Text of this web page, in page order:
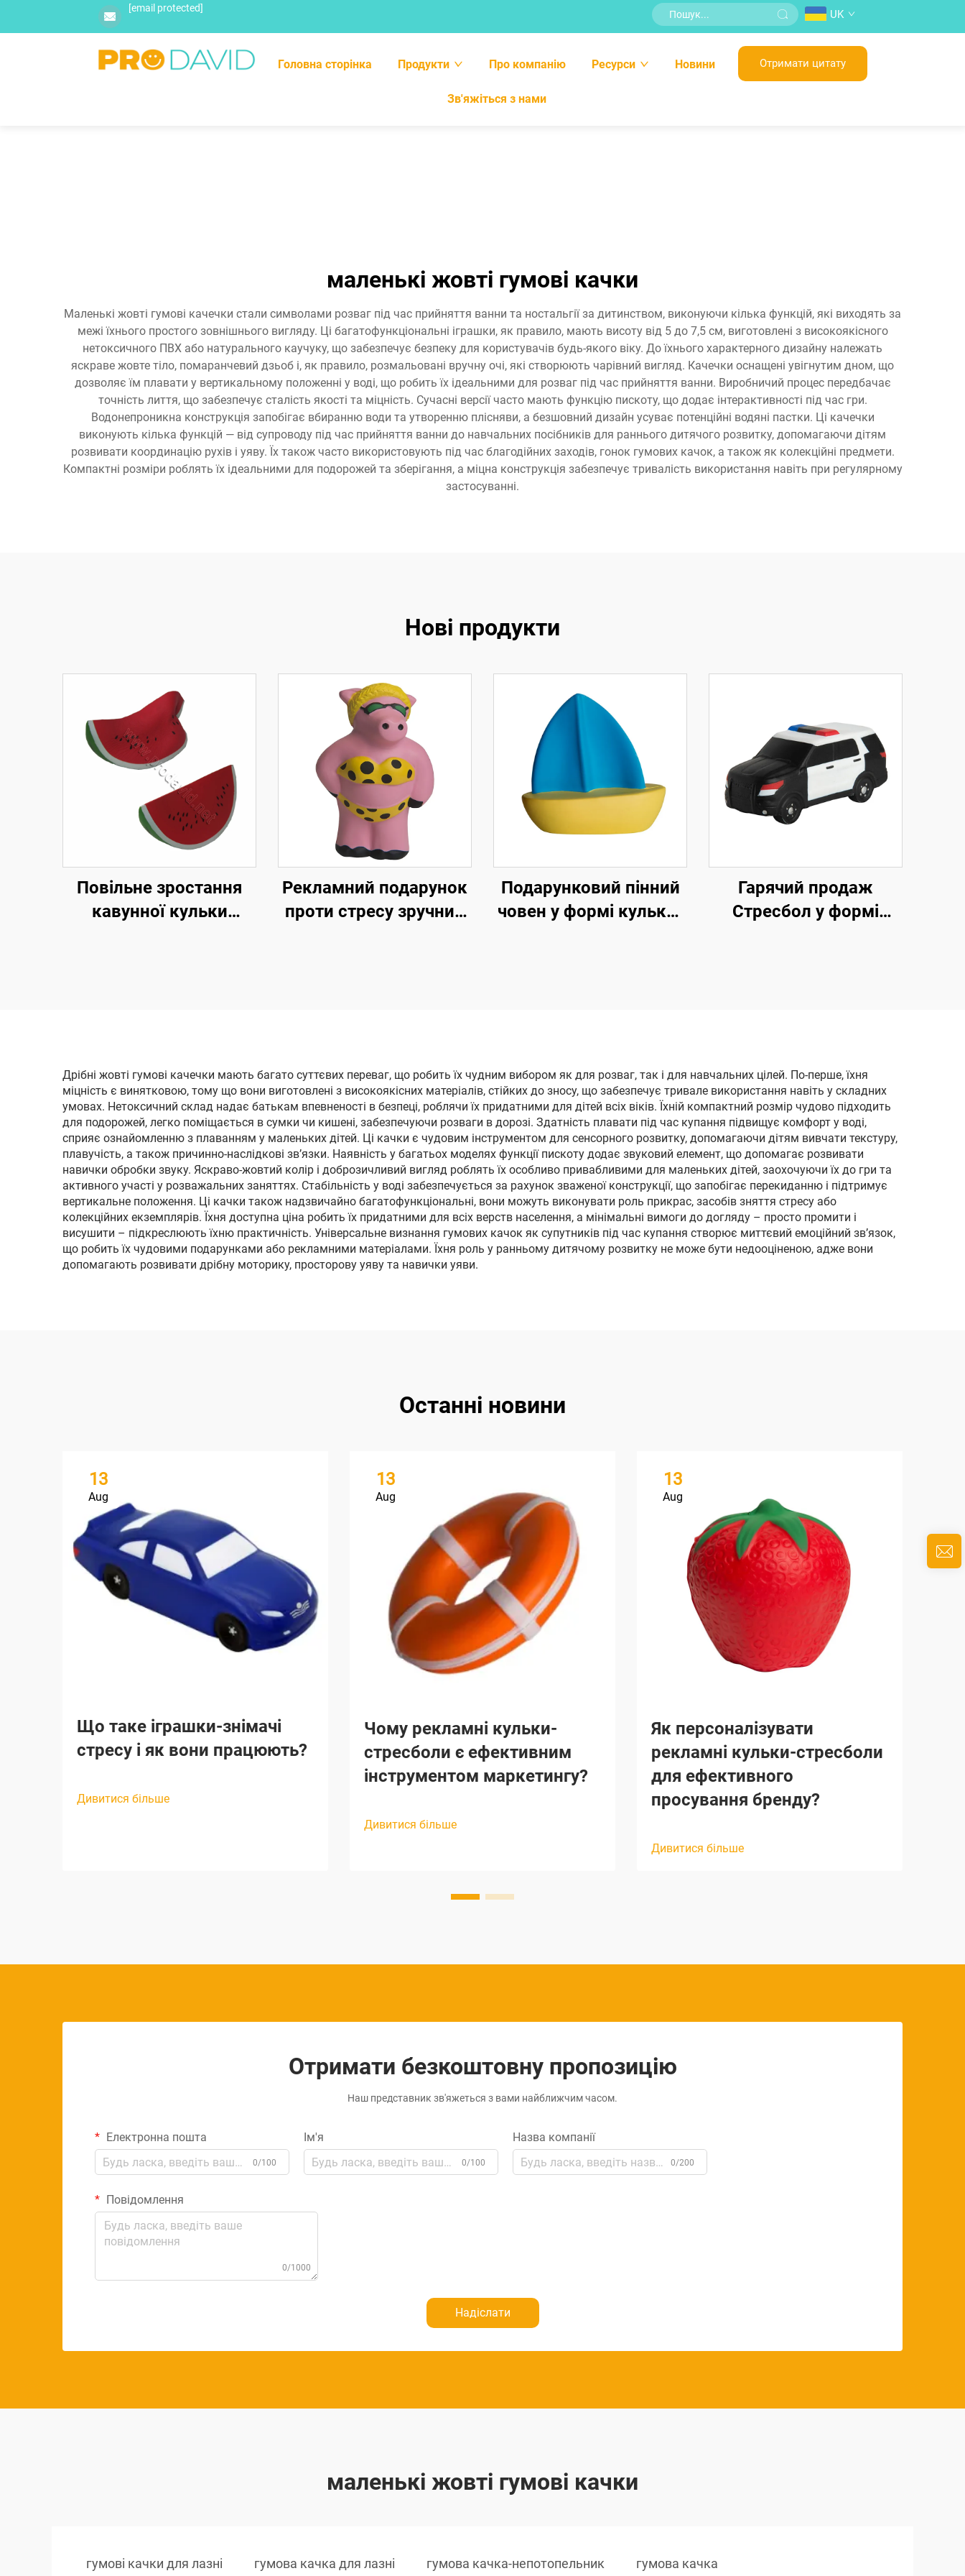
[email protected] UK
Головна сторінка Продукти Про компанію Ресурси Новини
Зв'яжіться з нами
Отримати цитату
маленькі жовті гумові качки
Маленькі жовті гумові качечки стали символами розваг під час прийняття ванни та ностальгії за дитинством, виконуючи кілька функцій, які виходять за
межі їхнього простого зовнішнього вигляду. Ці багатофункціональні іграшки, як правило, мають висоту від 5 до 7,5 см, виготовлені з високоякісного
нетоксичного ПВХ або натурального каучуку, що забезпечує безпеку для користувачів будь-якого віку. До їхнього характерного дизайну належать
яскраве жовте тіло, помаранчевий дзьоб і, як правило, розмальовані вручну очі, які створюють чарівний вигляд. Качечки оснащені увігнутим дном, що
дозволяє їм плавати у вертикальному положенні у воді, що робить їх ідеальними для розваг під час прийняття ванни. Виробничий процес передбачає
точність лиття, що забезпечує сталість якості та міцність. Сучасні версії часто мають функцію пискоту, що додає інтерактивності під час гри.
Водонепроникна конструкція запобігає вбиранню води та утворенню плісняви, а безшовний дизайн усуває потенційні водяні пастки. Ці качечки
виконують кілька функцій — від супроводу під час прийняття ванни до навчальних посібників для раннього дитячого розвитку, допомагаючи дітям
розвивати координацію рухів і уяву. Їх також часто використовують під час благодійних заходів, гонок гумових качок, а також як колекційні предмети.
Компактні розміри роблять їх ідеальними для подорожей та зберігання, а міцна конструкція забезпечує тривалість використання навіть при регулярному
застосуванні.
Нові продукти
Повільне зростання
кавунної кульки
Рекламний подарунок
проти стресу зручний
Подарунковий пінний
човен у формі кульки-
Гарячий продаж
Стресбол у формі
Дрібні жовті гумові качечки мають багато суттєвих переваг, що робить їх чудним вибором як для розваг, так і для навчальних цілей. По-перше, їхня
міцність є винятковою, тому що вони виготовлені з високоякісних матеріалів, стійких до зносу, що забезпечує тривале використання навіть у складних
умовах. Нетоксичний склад надає батькам впевненості в безпеці, роблячи їх придатними для дітей всіх віків. Їхній компактний розмір чудово підходить
для подорожей, легко поміщається в сумки чи кишені, забезпечуючи розваги в дорозі. Здатність плавати під час купання підвищує комфорт у воді,
сприяє ознайомленню з плаванням у маленьких дітей. Ці качки є чудовим інструментом для сенсорного розвитку, допомагаючи дітям вивчати текстуру,
плавучість, а також причинно-наслідкові зв’язки. Наявність у багатьох моделях функції пискоту додає звуковий елемент, що допомагає розвивати
навички обробки звуку. Яскраво-жовтий колір і доброзичливий вигляд роблять їх особливо привабливими для маленьких дітей, заохочуючи їх до гри та
активного участі у розважальних заняттях. Стабільність у воді забезпечується за рахунок зваженої конструкції, що запобігає перекиданню і підтримує
вертикальне положення. Ці качки також надзвичайно багатофункціональні, вони можуть виконувати роль прикрас, засобів зняття стресу або
колекційних екземплярів. Їхня доступна ціна робить їх придатними для всіх верств населення, а мінімальні вимоги до догляду – просто промити і
висушити – підкреслюють їхню практичність. Універсальне визнання гумових качок як супутників під час купання створює миттєвий емоційний зв’язок,
що робить їх чудовими подарунками або рекламними матеріалами. Їхня роль у ранньому дитячому розвитку не може бути недооціненою, адже вони
допомагають розвивати дрібну моторику, просторову уяву та навички уяви.
Останні новини
13
Aug
Що таке іграшки-знімачі
стресу і як вони працюють?
Дивитися більше
13
Aug
Чому рекламні кульки-
стресболи є ефективним
інструментом маркетингу?
Дивитися більше
13
Aug
Як персоналізувати
рекламні кульки-стресболи
для ефективного
просування бренду?
Дивитися більше
Отримати безкоштовну пропозицію
Наш представник зв'яжеться з вами найближчим часом.
Електронна пошта
0/100
Ім'я
0/100
Назва компанії
0/200
Повідомлення
0/1000
Надіслати
маленькі жовті гумові качки
гумові качки для лазні гумова качка для лазні гумова качка-непотопельник гумова качка